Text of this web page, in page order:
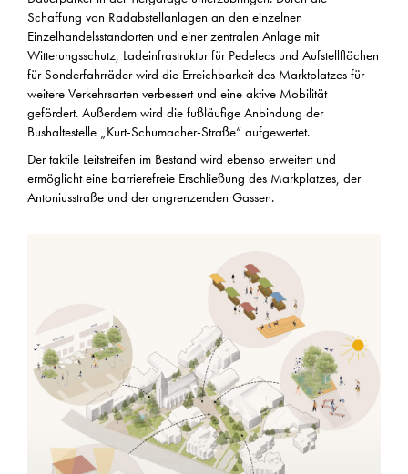
Schaffung von Radabstellanlagen an den einzelnen
Einzelhandelsstandorten und einer zentralen Anlage mit
Witterungsschutz, Ladeinfrastruktur für Pedelecs und Aufstellflächen
für Sonderfahrräder wird die Erreichbarkeit des Marktplatzes für
weitere Verkehrsarten verbessert und eine aktive Mobilität
gefördert. Außerdem wird die fußläufige Anbindung der
Bushaltestelle „Kurt-Schumacher-Straße“ aufgewertet.
Der taktile Leitstreifen im Bestand wird ebenso erweitert und
ermöglicht eine barrierefreie Erschließung des Markplatzes, der
Antoniusstraße und der angrenzenden Gassen.